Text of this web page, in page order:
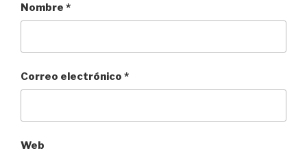
Nombre *
Correo electrónico *
Web